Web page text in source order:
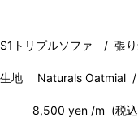
S1トリプルソファ / 張
生地 Naturals
8,500 yen /m (税込